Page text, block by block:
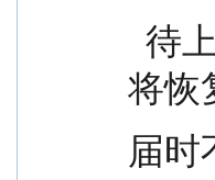
将恢
届时